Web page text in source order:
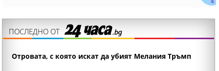
ПОСЛЕДНО ОТ
Отровата, с която искат да убият Мелания Тръмп